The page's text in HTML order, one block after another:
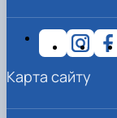
Карта сайту